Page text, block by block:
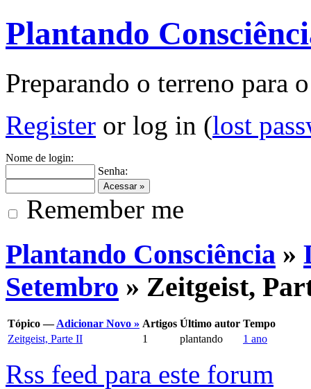
Plantando
Preparando o terreno para
Register or log in (lost
Nome de login:
Senha:
Remember me
Plantando Consciência »
Setembro » Zeitgeist,
Tópico —Adicionar Novo » Artigos Último autor Tempo
Zeitgeist, Parte II
1 plantando 1 ano
Rss feed para este forum